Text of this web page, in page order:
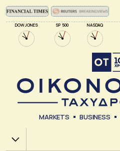
DOW JONES SP 500 NASDAQ
MARKETS BUSINESS
Χ.Α.